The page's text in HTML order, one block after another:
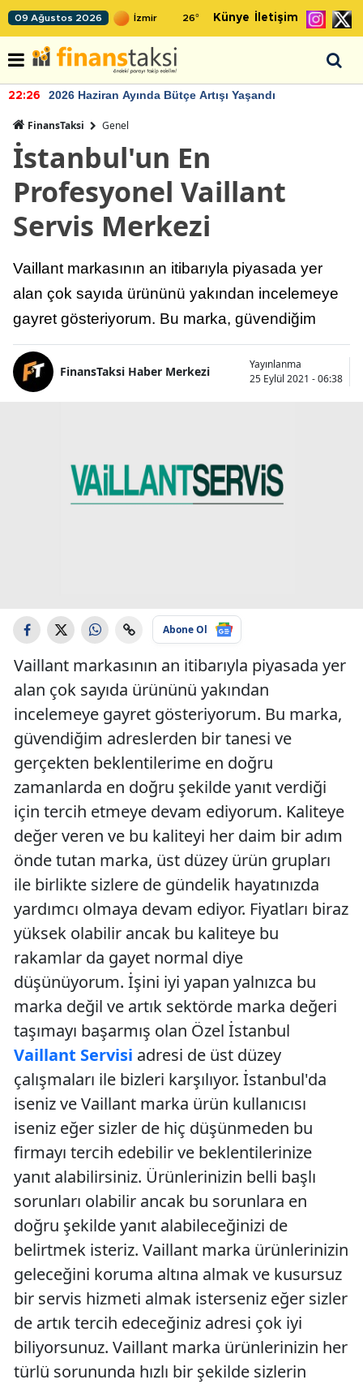
09 Ağustos 2026 26° Künye İletişim
22:26 2026 Haziran Ayında Bütçe Artışı Yaşandı
FinansTaksi Genel
İstanbul'un En
Profesyonel Vaillant
Servis Merkezi
Vaillant markasının an itibarıyla piyasada yer
alan çok sayıda ürününü yakından incelemeye
gayret gösteriyorum. Bu marka, güvendiğim
FinansTaksi Haber Merkezi
Yayınlanma
25 Eylül 2021 - 06:38
Abone Ol
Vaillant markasının an itibarıyla piyasada yer
alan çok sayıda ürününü yakından
incelemeye gayret gösteriyorum. Bu marka,
güvendiğim adreslerden bir tanesi ve
gerçekten beklentilerime en doğru
zamanlarda en doğru şekilde yanıt verdiği
için tercih etmeye devam ediyorum. Kaliteye
değer veren ve bu kaliteyi her daim bir adım
önde tutan marka, üst düzey ürün grupları
ile birlikte sizlere de gündelik hayatınızda
yardımcı olmaya devam ediyor. Fiyatları biraz
yüksek olabilir ancak bu kaliteye bu
rakamlar da gayet normal diye
düşünüyorum. İşini iyi yapan yalnızca bu
marka değil ve artık sektörde marka değeri
taşımayı başarmış olan Özel İstanbul
Vaillant Servisi adresi de üst düzey
çalışmaları ile bizleri karşılıyor. İstanbul'da
iseniz ve Vaillant marka ürün kullanıcısı
iseniz eğer sizler de hiç düşünmeden bu
firmayı tercih edebilir ve beklentilerinize
yanıt alabilirsiniz. Ürünlerinizin belli başlı
sorunları olabilir ancak bu sorunlara en
doğru şekilde yanıt alabileceğinizi de
belirtmek isteriz. Vaillant marka ürünlerinizin
geleceğini koruma altına almak ve kusursuz
bir servis hizmeti almak isterseniz eğer sizler
de artık tercih edeceğiniz adresi çok iyi
biliyorsunuz. Vaillant marka ürünlerinizin her
türlü sorununda hızlı bir şekilde sizlerin